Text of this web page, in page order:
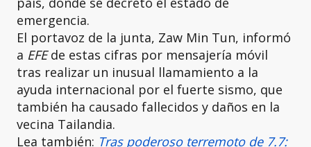
emergencia.
El portavoz de la junta, Zaw Min Tun, informó
a EFEde estas cifras por mensajería móvil
tras realizar un inusual llamamiento a la
ayuda internacional por el fuerte sismo, que
también ha causado fallecidos y daños en la
vecina Tailandia.
Lea también: Tras poderoso terremoto de 7.7: